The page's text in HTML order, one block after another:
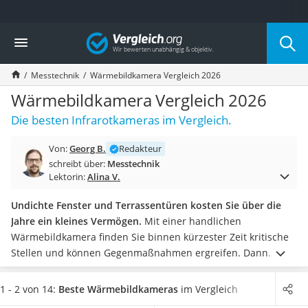
Die beliebtesten Vergleiche nach Kategorie
Baumarkt
Tresor feuerfest
Makita-Akku-Rasenmäher
Kappsäge
Smartes Türschloss
Akku-Rasentrimmer
Feuchtigkeitsmessgerät
Split-Klimaanlage 2 Innengeräte
Pelletofen
Tiefbrunnenpumpe
Fliesenschneider
Hochdruckreiniger
Doppelschleifer
Überwachungskamera
Benzinrasenmäher mit Elektrostart
Vergleich
Messtechnik Wärmebildkamera Vergleich 2026
Wärmebildkamera Vergleich 2026
Die besten Infrarotkameras im Vergleich.
Von:Georg B.
Redakteur
schreibt über: Messtechnik
Lektorin:Alina V.
Undichte Fenster und Terrassentüren kosten Sie über die
Jahre ein kleines Vermögen. Mit einer handlichen
Wärmebildkamera finden Sie binnen kürzester Zeit kritische
Stellen und können Gegenmaßnahmen ergreifen. Dann
können sie beispielsweise mitFensterdichtungendagegen
vorgehen. Außerdem entdeckt die Kamera Lebewesen und
1 - 2 von 14: Beste Wärmebildkameras im Vergleich